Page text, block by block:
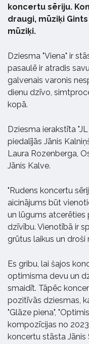
koncertu sēriju.
draugi, mūziķi
mūziķi.
Dziesma "Viena" ir
pasaulē ir atradis
galvenais varonis
dienu dzīvo,
kopā.
Dziesma ierakstīta
piedalījās Jānis
Laura Rozenberga,
Jānis Kalve.
"Rudens koncertu
aicinājums būt
un lūgums atcerēties
dzīvību. Vienotībā ir
grūtus laikus un droši
Es gribu, lai šajos
optimisma devu un
smaidīt. Tāpēc
pozitīvās dziesmas,
"Glāze piena",
kompozīcijas no
koncertu stāsta Jānis